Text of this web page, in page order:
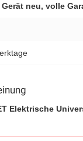
neu, volle
Elektrische